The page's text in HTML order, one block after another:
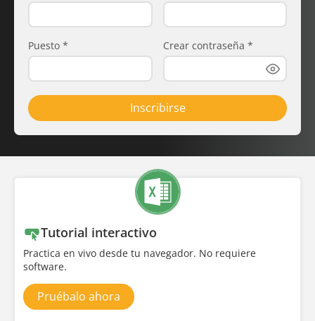
Puesto * Crear contraseña *
Inscribirse
Tutorial interactivo
Practica en vivo desde tu navegador. No requiere
software.
Pruébalo ahora